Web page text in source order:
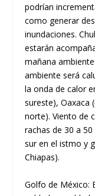
podrían
como generar
inundaciones.
estarán
mañana
ambiente será
la onda de calor
sureste), Oaxaca
norte). Viento de
rachas de 30 a
sur en el istmo y
Chiapas).
Golfo de México: